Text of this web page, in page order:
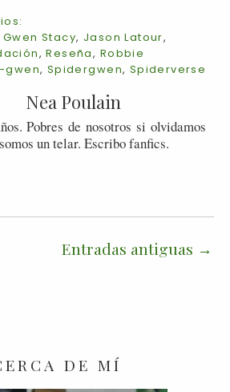
Gwen Stacy, Jason Latour,
,Reseña, Robbie
gwen, Spidergwen, Spiderverse
Nea Poulain
Pobres de nosotros si olvidamos
un telar. Escribo fanfics.
Entradas antiguas
DE MÍ